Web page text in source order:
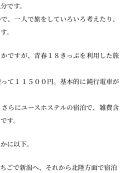
です。
、一人で旅をしていろいろ考えたり、
。
ですが、青春１８きっぷを利用した旅
て１１５００円。基本的に鈍行電車が
らにユースホステルの宿泊で、雑費含
す。
に以下。
ごで新潟へ、それから北陸方面で宿泊